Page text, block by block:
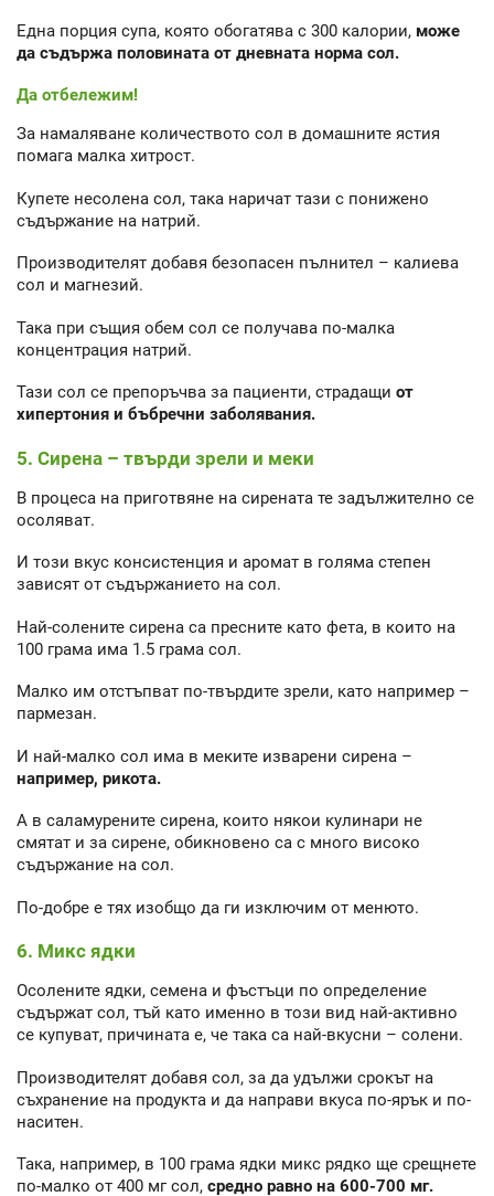
Една порция супа, която обогатява с 300 калории, може
да съдържа половината от дневната норма сол.
Да отбележим!
За намаляване количеството сол в домашните ястия
помага малка хитрост.
Купете несолена сол, така наричат тази с понижено
съдържание на натрий.
Производителят добавя безопасен пълнител – калиева
сол и магнезий.
Така при същия обем сол се получава по-малка
концентрация натрий.
Тази сол се препоръчва за пациенти, страдащи от
хипертония и бъбречни заболявания.
5. Сирена – твърди зрели и меки
В процеса на приготвяне на сирената те задължително се
осоляват.
И този вкус консистенция и аромат в голяма степен
зависят от съдържанието на сол.
Най-солените сирена са пресните като фета, в които на
100 грама има 1.5 грама сол.
Малко им отстъпват по-твърдите зрели, като например –
пармезан.
И най-малко сол има в меките изварени сирена –
например, рикота.
А в саламурените сирена, които някои кулинари не
смятат и за сирене, обикновено са с много високо
съдържание на сол.
По-добре е тях изобщо да ги изключим от менюто.
6. Микс ядки
Осолените ядки, семена и фъстъци по определение
съдържат сол, тъй като именно в този вид най-активно
се купуват, причината е, че така са най-вкусни – солени.
Производителят добавя сол, за да удължи срокът на
съхранение на продукта и да направи вкуса по-ярък и по-
наситен.
Така, например, в 100 грама ядки микс рядко ще срещнете
по-малко от 400 мг сол, средно равно на 600-700 мг.